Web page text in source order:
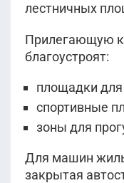
лестничных
Прилегающую
благоустроят:
площадки для
спортивные
зоны для
Для машин
закрытая